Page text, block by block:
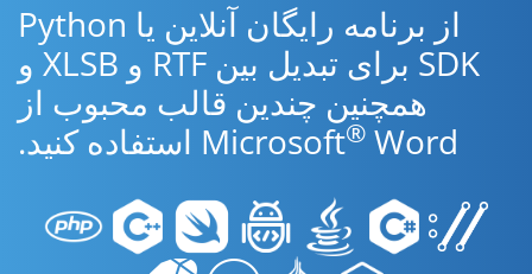
از برنامه رایگان آنلاین یا Python
SDK برای تبدیل بین RTF و XLSB و
همچنین چندین قالب محبوب از
Microsoft® Word استفاده کنید.